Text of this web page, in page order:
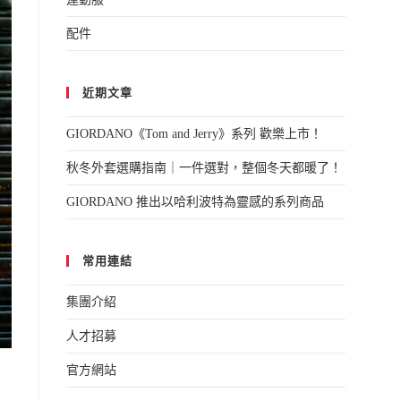
配件
近期文章
GIORDANO《Tom and Jerry》系列 歡樂上市！
秋冬外套選購指南｜一件選對，整個冬天都暖了！
GIORDANO 推出以哈利波特為靈感的系列商品
常用連結
集團介紹
人才招募
官方網站